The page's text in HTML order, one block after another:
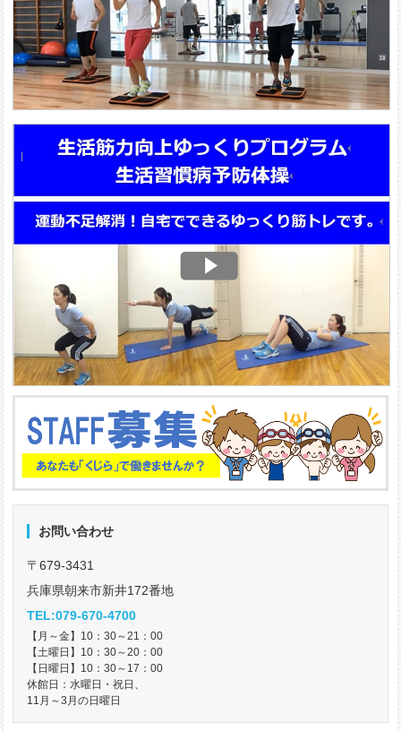
お問い合わせ
〒679-3431
兵庫県朝来市新井172番地
TEL:079-670-4700
【月～金】10：30～21：00
【土曜日】10：30～20：00
【日曜日】10：30～17：00
休館日：水曜日・祝日、
11月～3月の日曜日